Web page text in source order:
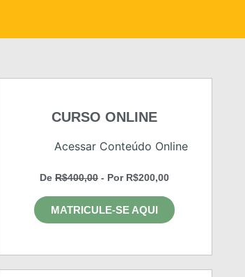
CURSO ONLINE
Acessar Conteúdo Online
DeR$400,00- Por R$200,00
MATRICULE-SE AQUI